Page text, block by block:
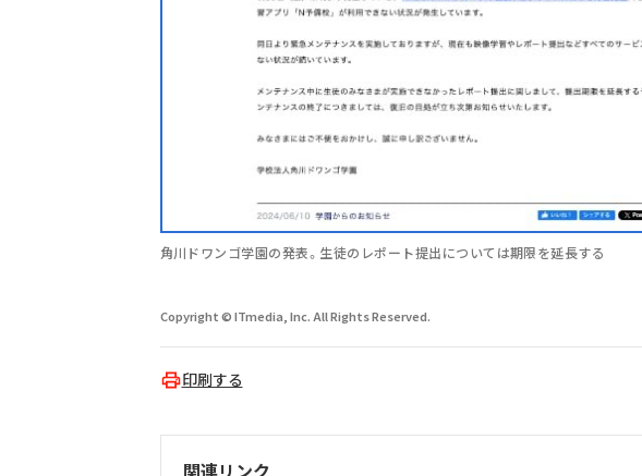
角川ドワンゴ学園の発表。生徒のレポート提出については期限を延長する
Copyright © ITmedia, Inc. All Rights Reserved.
印刷する
関連リンク